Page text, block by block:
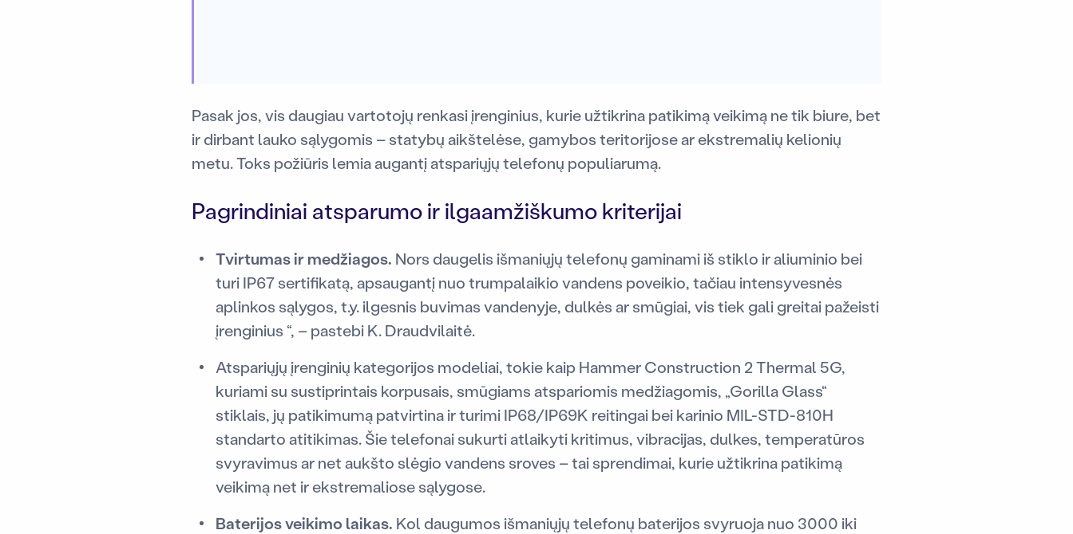
Pasak jos, vis daugiau vartotojų renkasi įrenginius, kurie užtikrina patikimą veikimą ne tik biure, bet
ir dirbant lauko sąlygomis – statybų aikštelėse, gamybos teritorijose ar ekstremalių kelionių
metu. Toks požiūris lemia augantį atspariųjų telefonų populiarumą.
Pagrindiniai atsparumo ir ilgaamžiškumo kriterijai
Tvirtumas ir medžiagos. Nors daugelis išmaniųjų telefonų gaminami iš stiklo ir aliuminio bei
turi IP67 sertifikatą, apsaugantį nuo trumpalaikio vandens poveikio, tačiau intensyvesnės
aplinkos sąlygos, t.y. ilgesnis buvimas vandenyje, dulkės ar smūgiai, vis tiek gali greitai pažeisti
įrenginius “, – pastebi K. Draudvilaitė.
Atspariųjų įrenginių kategorijos modeliai, tokie kaip Hammer Construction 2 Thermal 5G,
kuriami su sustiprintais korpusais, smūgiams atspariomis medžiagomis, „Gorilla Glass“
stiklais, jų patikimumą patvirtina ir turimi IP68/IP69K reitingai bei karinio MIL-STD-810H
standarto atitikimas. Šie telefonai sukurti atlaikyti kritimus, vibracijas, dulkes, temperatūros
svyravimus ar net aukšto slėgio vandens sroves – tai sprendimai, kurie užtikrina patikimą
veikimą net ir ekstremaliose sąlygose.
Baterijos veikimo laikas. Kol daugumos išmaniųjų telefonų baterijos svyruoja nuo 3000 iki